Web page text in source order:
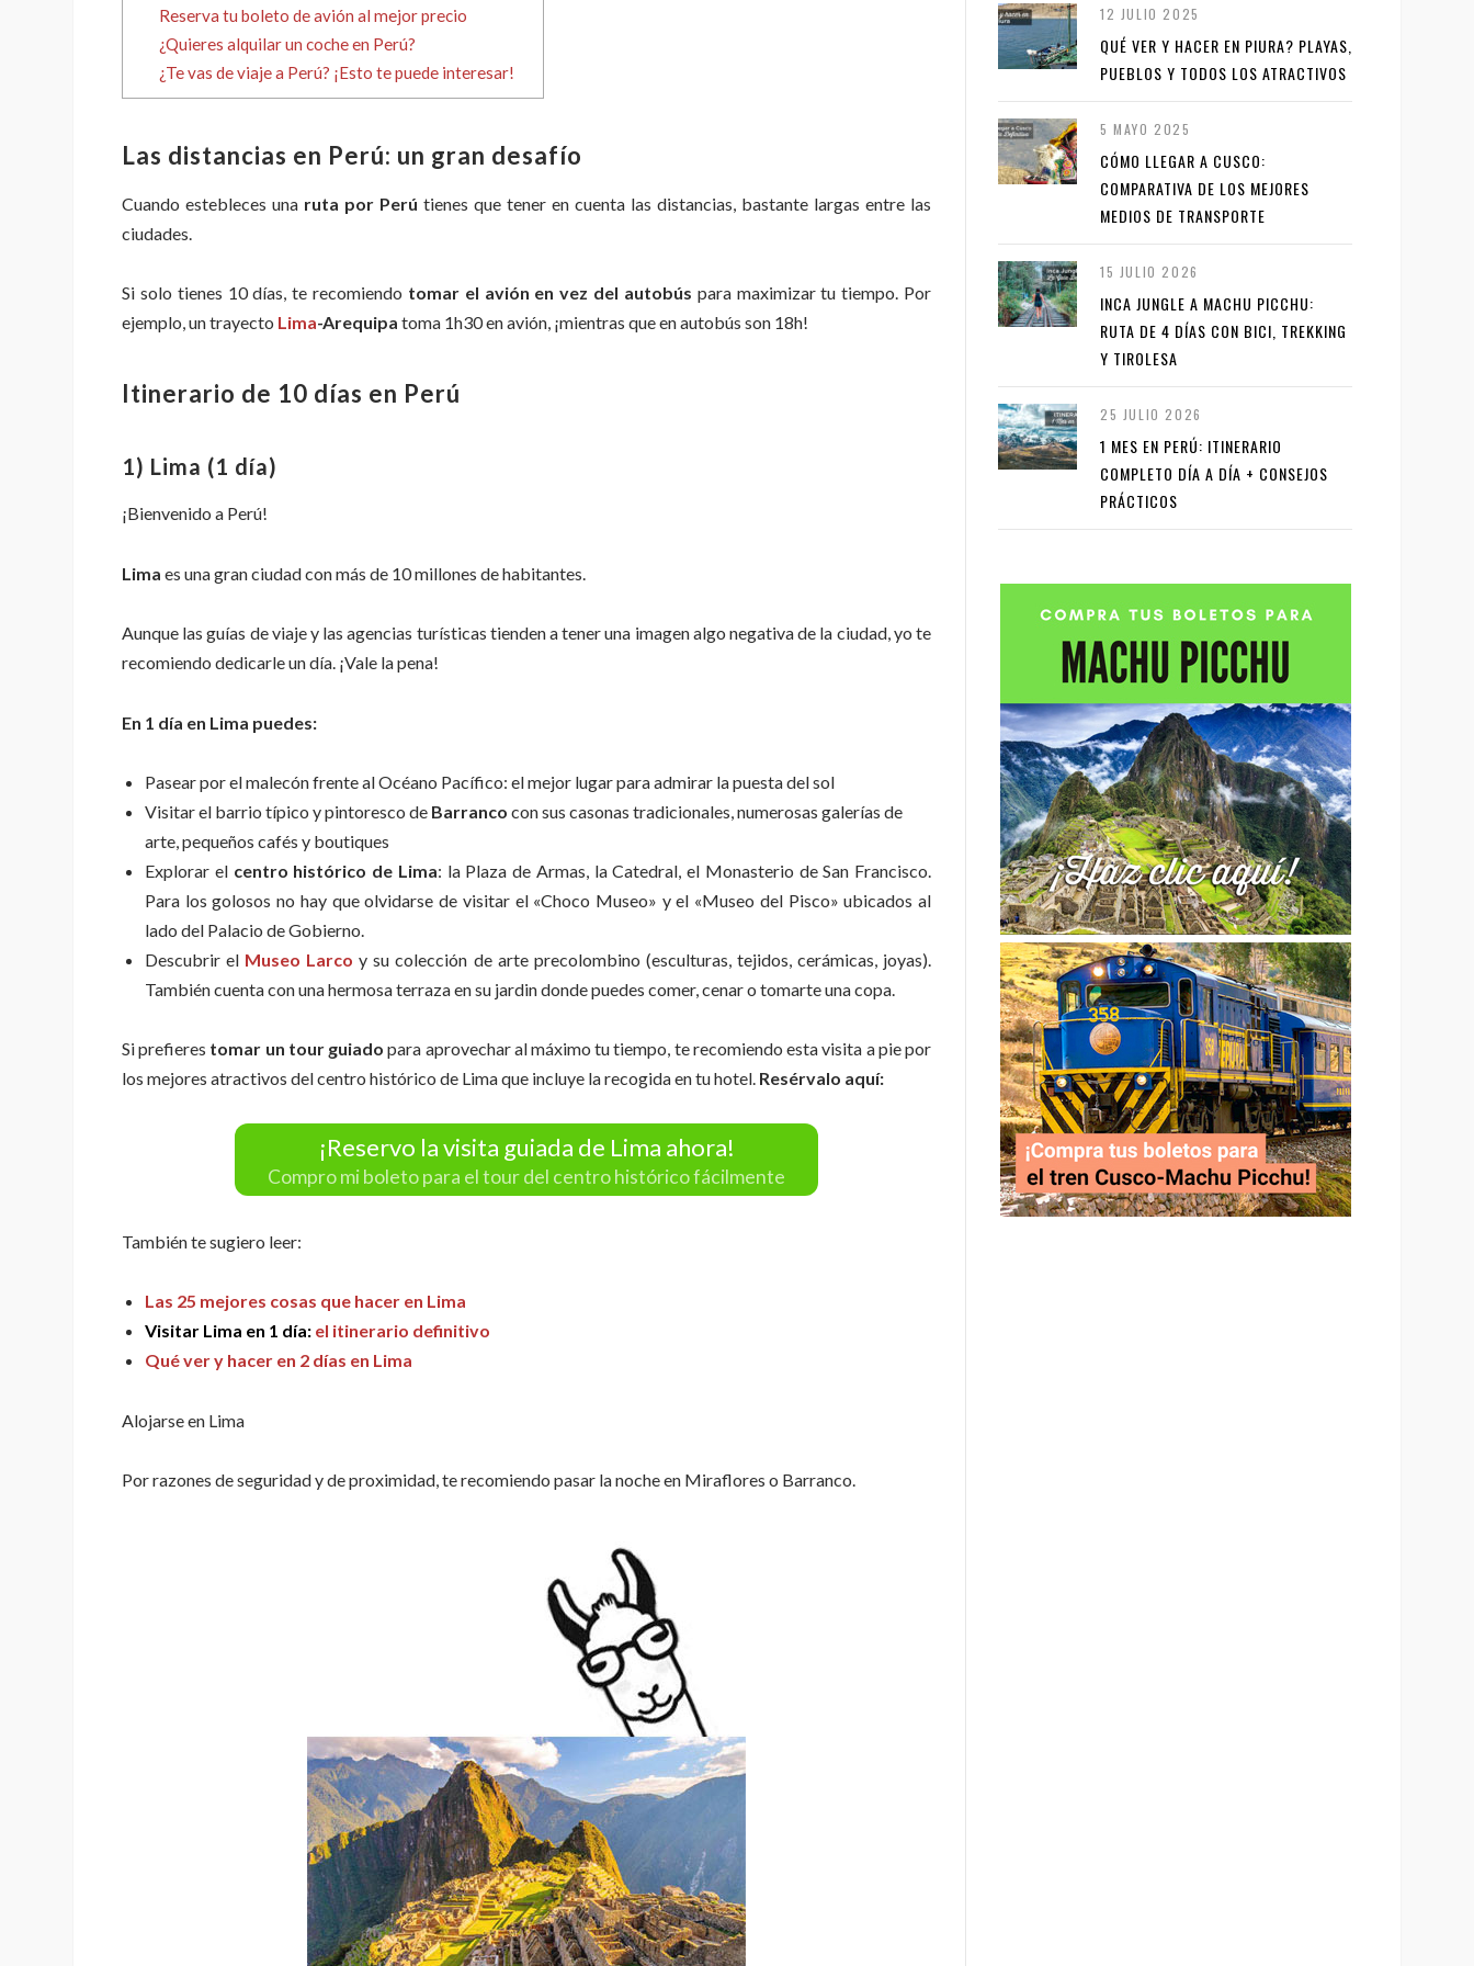
Reserva tu boleto de avión al mejor precio
¿Quieres alquilar un coche en Perú?
¿Te vas de viaje a Perú? ¡Esto te puede interesar!
Las distancias en Perú: un gran desafío
Cuando estebleces una ruta por Perú tienes que tener en cuenta las distancias, bastante largas entre las
ciudades.
Si solo tienes 10 días, te recomiendo tomar el avión en vez del autobús para maximizar tu tiempo. Por
ejemplo, un trayecto Lima-Arequipa toma 1h30 en avión, ¡mientras que en autobús son 18h!
Itinerario de 10 días en Perú
1) Lima (1 día)
¡Bienvenido a Perú!
Lima es una gran ciudad con más de 10 millones de habitantes.
Aunque las guías de viaje y las agencias turísticas tienden a tener una imagen algo negativa de la ciudad, yo te
recomiendo dedicarle un día. ¡Vale la pena!
En 1 día en Lima puedes:
Pasear por el malecón frente al Océano Pacífico: el mejor lugar para admirar la puesta del sol
Visitar el barrio típico y pintoresco de Barranco con sus casonas tradicionales, numerosas galerías de
arte, pequeños cafés y boutiques
Explorar el centro histórico de Lima: la Plaza de Armas, la Catedral, el Monasterio de San Francisco.
Para los golosos no hay que olvidarse de visitar el «Choco Museo» y el «Museo del Pisco» ubicados al
lado del Palacio de Gobierno.
Descubrir el Museo Larco y su colección de arte precolombino (esculturas, tejidos, cerámicas, joyas).
También cuenta con una hermosa terraza en su jardin donde puedes comer, cenar o tomarte una copa.
Si prefieres tomar un tour guiado para aprovechar al máximo tu tiempo, te recomiendo esta visita a pie por
los mejores atractivos del centro histórico de Lima que incluye la recogida en tu hotel. Resérvalo aquí:
¡Reservo la visita guiada de Lima ahora!
Compro mi boleto para el tour del centro histórico fácilmente
También te sugiero leer:
Las 25 mejores cosas que hacer en Lima
Visitar Lima en 1 día: el itinerario definitivo
Qué ver y hacer en 2 días en Lima
Alojarse en Lima
Por razones de seguridad y de proximidad, te recomiendo pasar la noche en Miraflores o Barranco.
12 JULIO 2025
QUÉ VER Y HACER EN PIURA? PLAYAS,
PUEBLOS Y TODOS LOS ATRACTIVOS
5 MAYO 2025
CÓMO LLEGAR A CUSCO:
COMPARATIVA DE LOS MEJORES
MEDIOS DE TRANSPORTE
15 JULIO 2026
INCA JUNGLE A MACHU PICCHU:
RUTA DE 4 DÍAS CON BICI, TREKKING
Y TIROLESA
25 JULIO 2026
1 MES EN PERÚ: ITINERARIO
COMPLETO DÍA A DÍA + CONSEJOS
PRÁCTICOS